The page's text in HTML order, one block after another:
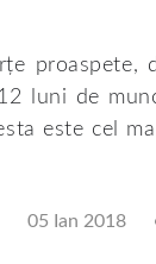
proaspete,
luni de
este cel
05 Ian 2018